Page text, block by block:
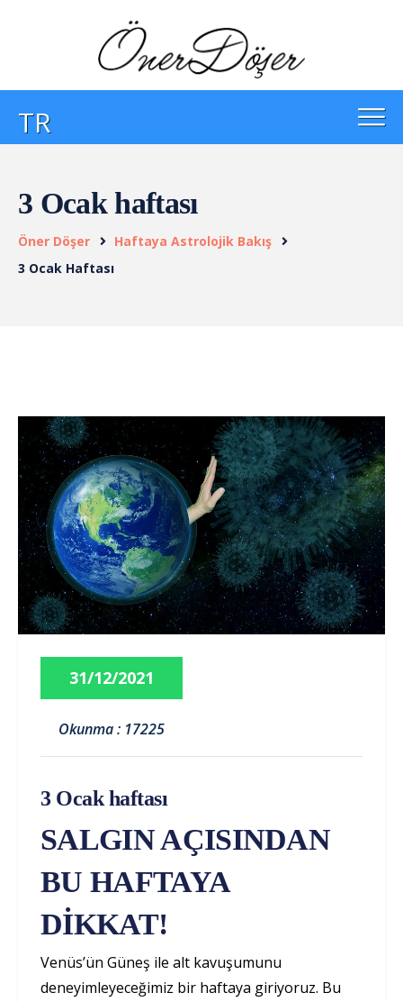
TR
3 Ocak haftası
Öner Döşer
Haftaya Astrolojik Bakış
3 Ocak Haftası
31/12/2021
Okunma : 17225
3 Ocak haftası
SALGIN AÇISINDAN
BU HAFTAYA
DİKKAT!
Venüs’ün Güneş ile alt kavuşumunu
deneyimleyeceğimiz bir haftaya giriyoruz. Bu